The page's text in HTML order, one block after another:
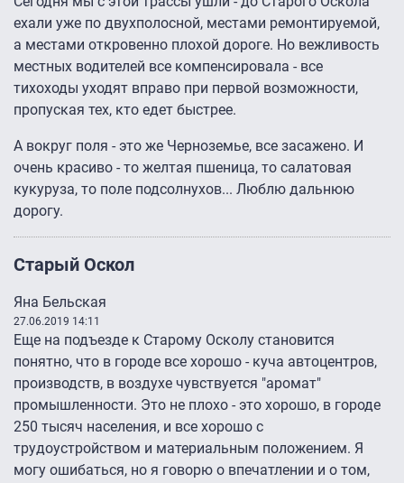
ехали уже по двухполосной, местами ремонтируемой,
а местами откровенно плохой дороге. Но вежливость
местных водителей все компенсировала - все
тихоходы уходят вправо при первой возможности,
пропуская тех, кто едет быстрее.
А вокруг поля - это же Черноземье, все засажено. И
очень красиво - то желтая пшеница, то салатовая
кукуруза, то поле подсолнухов... Люблю дальнюю
дорогу.
Старый Оскол
Яна Бельская
27.06.2019 14:11
Еще на подъезде к Старому Осколу становится
понятно, что в городе все хорошо - куча автоцентров,
производств, в воздухе чувствуется "аромат"
промышленности. Это не плохо - это хорошо, в городе
250 тысяч населения, и все хорошо с
трудоустройством и материальным положением. Я
могу ошибаться, но я говорю о впечатлении и о том,